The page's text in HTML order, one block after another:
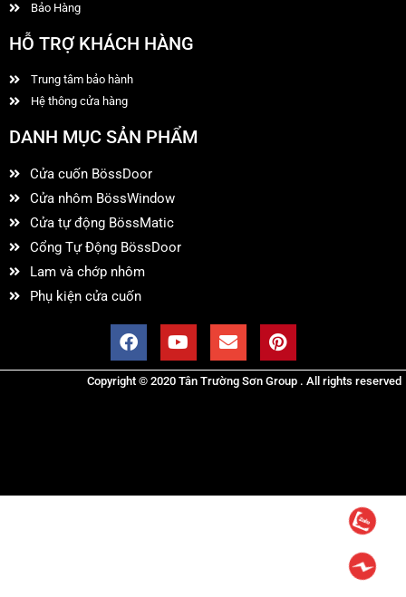
Bảo Hàng
HỖ TRỢ KHÁCH HÀNG
Trung tâm bảo hành
Hệ thông cửa hàng
DANH MỤC SẢN PHẨM
Cửa cuốn BössDoor
Cửa nhôm BössWindow
Cửa tự động BössMatic
Cổng Tự Động BössDoor
Lam và chớp nhôm
Phụ kiện cửa cuốn
Copyright © 2020 Tân Trường Sơn Group . All rights reserved